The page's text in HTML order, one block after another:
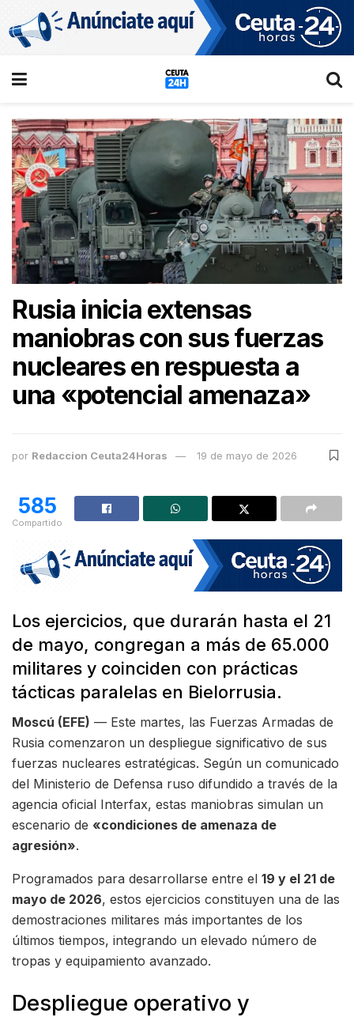
Rusia inicia extensas
maniobras con sus fuerzas
nucleares en respuesta a
una «potencial amenaza»
por Redaccion Ceuta24Horas 19 de mayo de 2026
585
Compartido
Los ejercicios, que durarán hasta el 21
de mayo, congregan a más de 65.000
militares y coinciden con prácticas
tácticas paralelas en Bielorrusia.
Moscú (EFE) — Este martes, las Fuerzas Armadas de
Rusia comenzaron un despliegue significativo de sus
fuerzas nucleares estratégicas. Según un comunicado
del Ministerio de Defensa ruso difundido a través de la
agencia oficial Interfax, estas maniobras simulan un
escenario de «condiciones de amenaza de
agresión».
Programados para desarrollarse entre el 19 y el 21 de
mayo de 2026, estos ejercicios constituyen una de las
demostraciones militares más importantes de los
últimos tiempos, integrando un elevado número de
tropas y equipamiento avanzado.
Despliegue operativo y